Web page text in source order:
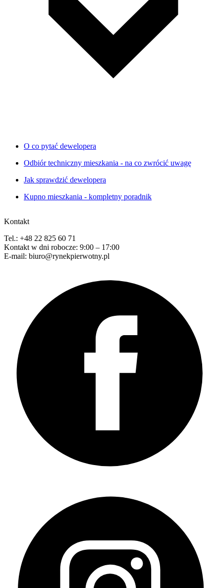
O co pytać dewelopera
Odbiór techniczny mieszkania - na co zwrócić uwagę
Jak sprawdzić dewelopera
Kupno mieszkania - kompletny poradnik
Kontakt
Tel.: +48 22 825 60 71
Kontakt w dni robocze: 9:00 – 17:00
E-mail: biuro@rynekpierwotny.pl